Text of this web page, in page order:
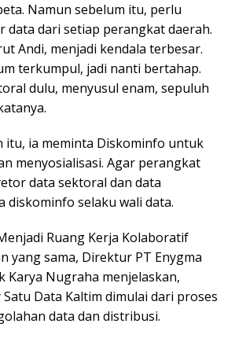
Namun sebelum itu, perlu
data dari setiap perangkat daerah.
Andi, menjadi kendala terbesar.
terkumpul, jadi nanti bertahap.
dulu, menyusul enam, sepuluh
itu, ia meminta Diskominfo untuk
menyosialisasi. Agar perangkat
data sektoral dan data
diskominfo selaku wali data.
Ruang Kerja Kolaboratif
yang sama, Direktur PT Enygma
Karya Nugraha menjelaskan,
Data Kaltim dimulai dari proses
data dan distribusi.